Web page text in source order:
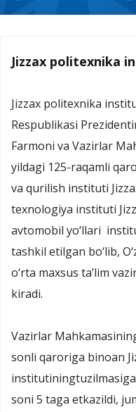
Jizzax politexnika
Jizzax politexnika
Respublikasi
Farmoni va Vazirlar
yildagi 125-raqamli
va qurilish instituti
texnologiya instituti
avtomobil yo‘llari
tashkil etilgan bo‘lib,
o‘rta maxsus ta’lim
kiradi.
Vazirlar
sonli qaroriga binoan
soni 5 taga etkazildi,